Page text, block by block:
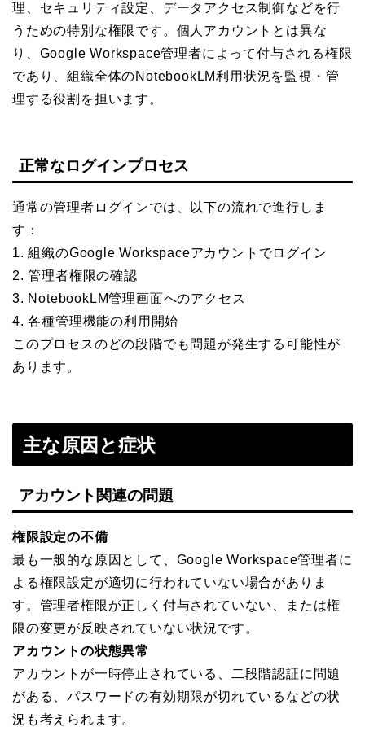
理、セキュリティ設定、データアクセス制御などを行
うための特別な権限です。個人アカウントとは異な
り、Google Workspace管理者によって付与される権限
であり、組織全体のNotebookLM利用状況を監視・管
理する役割を担います。
正常なログインプロセス
通常の管理者ログインでは、以下の流れで進行しま
す：
1. 組織のGoogle Workspaceアカウントでログイン
2. 管理者権限の確認
3. NotebookLM管理画面へのアクセス
4. 各種管理機能の利用開始
このプロセスのどの段階でも問題が発生する可能性が
あります。
主な原因と症状
アカウント関連の問題
権限設定の不備
最も一般的な原因として、Google Workspace管理者に
よる権限設定が適切に行われていない場合がありま
す。管理者権限が正しく付与されていない、または権
限の変更が反映されていない状況です。
アカウントの状態異常
アカウントが一時停止されている、二段階認証に問題
がある、パスワードの有効期限が切れているなどの状
況も考えられます。